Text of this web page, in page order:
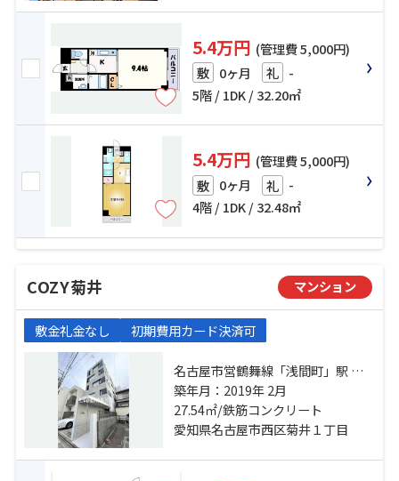
5.4万円 (管理費 5,000円)
敷 0ヶ月 礼 -
5階 / 1DK / 32.20㎡
5.4万円 (管理費 5,000円)
敷 0ヶ月 礼 -
4階 / 1DK / 32.48㎡
COZY菊井 マンション
敷金礼金なし 初期費用カード決済可
名古屋市営鶴舞線「浅間町」駅 徒
歩9分 名鉄名古屋本線「栄生」駅 徒
歩14分 名古屋市営東山線「名古
屋」駅 徒歩15分
築年月：2019年 2月
27.54㎡/鉄筋コンクリート
愛知県名古屋市西区菊井１丁目